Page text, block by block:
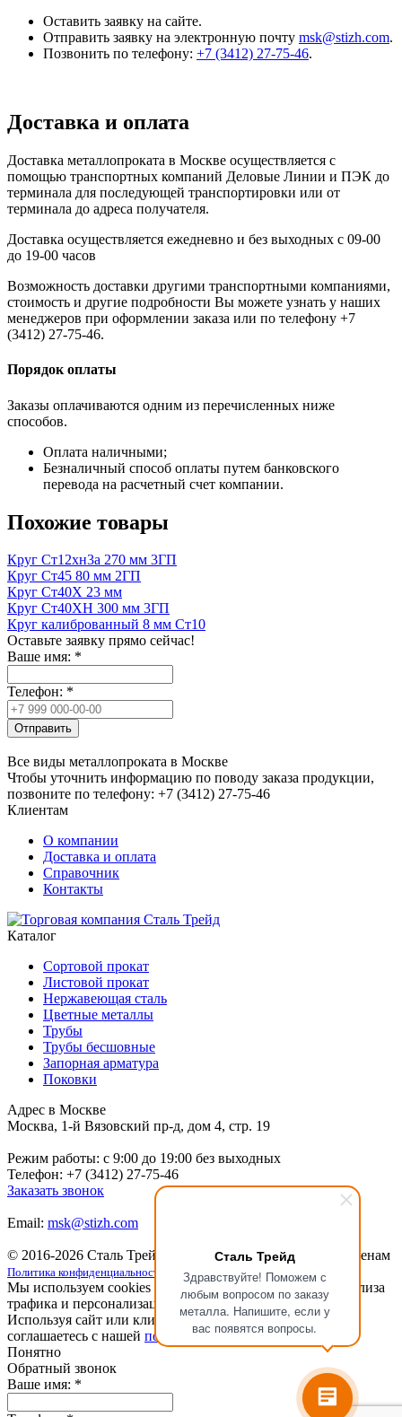
Сталь Трейд
Здравствуйте! Поможем с
любым вопросом по заказу
металла. Напишите, если у
вас появятся вопросы.
Оставить заявку на сайте.
Отправить заявку на электронную почту msk@stizh.com.
Позвонить по телефону: +7 (3412) 27-75-46.
Доставка и оплата
Доставка металлопроката в Москве осуществляется с
помощью транспортных компаний Деловые Линии и ПЭК до
терминала для последующей транспортировки или от
терминала до адреса получателя.
Доставка осуществляется ежедневно и без выходных с 09-00
до 19-00 часов
Возможность доставки другими транспортными компаниями,
стоимость и другие подробности Вы можете узнать у наших
менеджеров при оформлении заказа или по телефону +7
(3412) 27-75-46.
Порядок оплаты
Заказы оплачиваются одним из перечисленных ниже
способов.
Оплата наличными;
Безналичный способ оплаты путем банковского
перевода на расчетный счет компании.
Похожие товары
Круг Ст12хн3а 270 мм 3ГП
Круг Ст45 80 мм 2ГП
Круг Ст40Х 23 мм
Круг Ст40ХН 300 мм 3ГП
Круг калиброванный 8 мм Ст10
Оставьте заявку прямо сейчас!
Ваше имя: *
Телефон: *
Отправить
Все виды металлопроката в Москве
Чтобы уточнить информацию по поводу заказа продукции,
позвоните по телефону: +7 (3412) 27-75-46
Клиентам
О компании
Доставка и оплата
Справочник
Контакты
Каталог
Сортовой прокат
Листовой прокат
Нержавеющая сталь
Цветные металлы
Трубы
Трубы бесшовные
Запорная арматура
Поковки
Адрес в Москве
Москва, 1-й Вязовский пр-д, дом 4, стр. 19
Режим работы: c 9:00 до 19:00 без выходных
Телефон: +7 (3412) 27-75-46
Заказать звонок
Email: msk@stizh.com
© 2016-2026 Сталь Трейд Металлопрокатпо выгодным ценам
Политика конфиденциальности
Мы используем cookies для улучшения работы сайта, анализа
трафика и персонализации.
Используя сайт или кликая на кнопку "Понятно", вы
соглашаетесь с нашей политикой конфиденциальности
Понятно
Обратный звонок
Ваше имя: *